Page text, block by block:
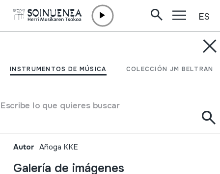
INSTRUMENTOS DE MÚSICA COLECCIÓN JM BELTRAN
Escribe lo que quieres buscar
ES
Añorgako Konpartaren
Aniversario de la
Autor Añoga KKE
Galería de imágenes